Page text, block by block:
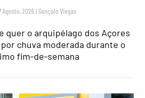
Agosto, 2026 | Gonçalo Viegas
quer o arquipélago dos Açores
chuva moderada durante o
fim-de-semana